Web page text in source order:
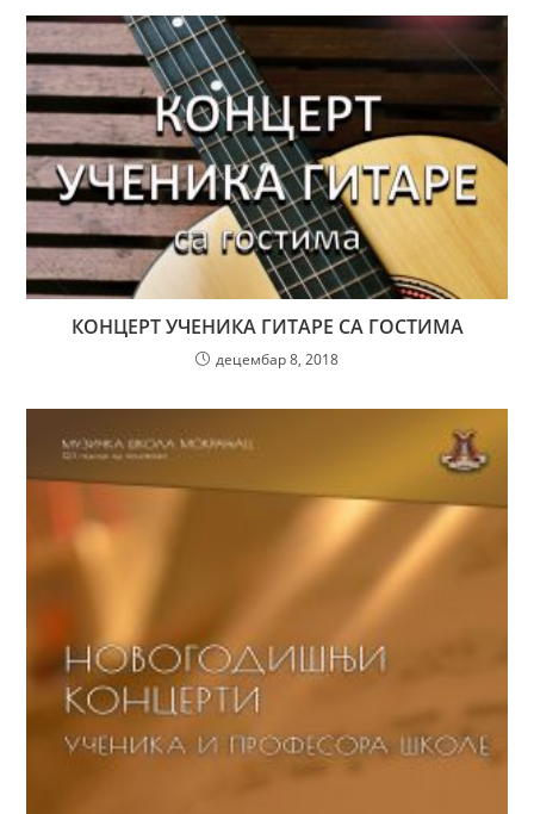
КОНЦЕРТ УЧЕНИКА ГИТАРЕ СА ГОСТИМА
децембар 8, 2018